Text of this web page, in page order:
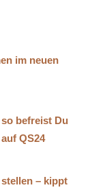
im neuen
befreist Du
QS24
– kippt